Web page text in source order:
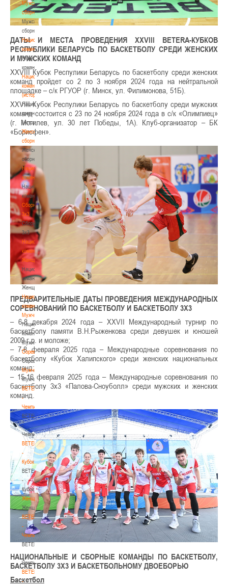
Мужские
сборные
Мужские
сборные
Национальная
команда
Национальная
команда
Национальная
команда
(история)
Национальная
команда
(история)
Женские
сборные
Женские
сборные
Национальная
команда
Национальная
команда
Сборные
3х3
Сборные
3х3
Национальная
команда.
Женщины
Национальная
команда.
Женщины
Национальная
команда.
Мужчины
Национальная
команда.
Мужчины
Соревнования
Соревнования
Мужчины
Мужчины
BETERA
-
Чемпионат
BETERA
-
Чемпионат
BETERA
-
Кубок
BETERA
-
Кубок
Женщины
Женщины
BETERA
-
Чемпионат
BETERA
-
Чемпионат
BETERA
-
ДАТЫ И МЕСТА ПРОВЕДЕНИЯ XXVIII BETERA-КУБКОВ
РЕСПУБЛИКИ БЕЛАРУСЬ ПО БАСКЕТБОЛУ СРЕДИ ЖЕНСКИХ
И МУЖСКИХ КОМАНД
XXVIII Кубок Респулики Беларусь по баскетболу среди женских
команд пройдет со 2 по 3 ноября 2024 года на нейтральной
площадке – с/к РГУОР (г. Минск, ул. Филимонова, 51Б).
XXVIII Кубок Респулики Беларусь по баскетболу среди мужских
команд состоится с 23 по 24 ноября 2024 года в с/к «Олимпиец»
(г. Могилев, ул. 30 лет Победы, 1А). Клуб-организатор – БК
«Борисфен».
ПРЕДВАРИТЕЛЬНЫЕ ДАТЫ ПРОВЕДЕНИЯ МЕЖДУНАРОДНЫХ
СОРЕВНОВАНИЙ ПО БАСКЕТБОЛУ И БАСКЕТБОЛУ 3Х3
– 6-8 декабря 2024 года – XXVII Международный турнир по
баскетболу памяти В.Н.Рыженкова среди девушек и юношей
2009 г.р. и моложе;
– 7-8 февраля 2025 года – Международные соревнования по
баскетболу «Кубок Халипского» среди женских национальных
команд;
– 15-16 февраля 2025 года – Международные соревнования по
баскетболу 3х3 «Палова-Сноуболл» среди мужских и женских
команд.
НАЦИОНАЛЬНЫЕ И СБОРНЫЕ КОМАНДЫ ПО БАСКЕТБОЛУ,
БАСКЕТБОЛУ 3Х3 И БАСКЕТБОЛЬНОМУ ДВОЕБОРЬЮ
Баскетбол